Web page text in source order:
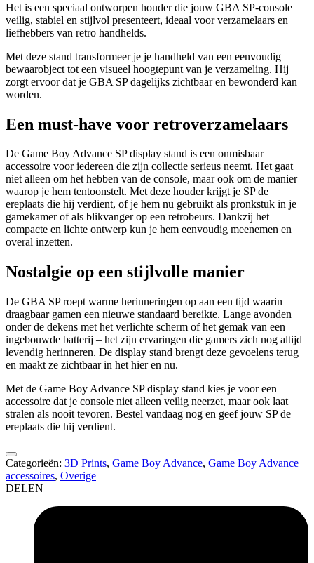
Het is een speciaal ontworpen houder die jouw GBA SP-console
veilig, stabiel en stijlvol presenteert, ideaal voor verzamelaars en
liefhebbers van retro handhelds.
Met deze stand transformeer je je handheld van een eenvoudig
bewaarobject tot een visueel hoogtepunt van je verzameling. Hij
zorgt ervoor dat je GBA SP dagelijks zichtbaar en bewonderd kan
worden.
Een must-have voor retroverzamelaars
De Game Boy Advance SP display stand is een onmisbaar
accessoire voor iedereen die zijn collectie serieus neemt. Het gaat
niet alleen om het hebben van de console, maar ook om de manier
waarop je hem tentoonstelt. Met deze houder krijgt je SP de
ereplaats die hij verdient, of je hem nu gebruikt als pronkstuk in je
gamekamer of als blikvanger op een retrobeurs. Dankzij het
compacte en lichte ontwerp kun je hem eenvoudig meenemen en
overal inzetten.
Nostalgie op een stijlvolle manier
De GBA SP roept warme herinneringen op aan een tijd waarin
draagbaar gamen een nieuwe standaard bereikte. Lange avonden
onder de dekens met het verlichte scherm of het gemak van een
ingebouwde batterij – het zijn ervaringen die gamers zich nog altijd
levendig herinneren. De display stand brengt deze gevoelens terug
en maakt ze zichtbaar in het hier en nu.
Met de Game Boy Advance SP display stand kies je voor een
accessoire dat je console niet alleen veilig neerzet, maar ook laat
stralen als nooit tevoren. Bestel vandaag nog en geef jouw SP de
ereplaats die hij verdient.
Categorieën: 3D Prints, Game Boy Advance, Game Boy Advance
accessoires, Overige
DELEN